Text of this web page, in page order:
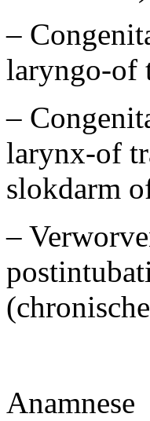
–
laryngo-of
–
larynx-of
slokdarm
–
Anamnese